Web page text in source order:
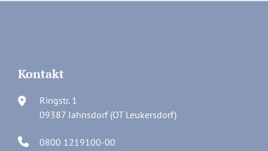
Kontakt
Ringstr. 1
09387 Jahnsdorf (OT Leukersdorf)
0800 1219100-00